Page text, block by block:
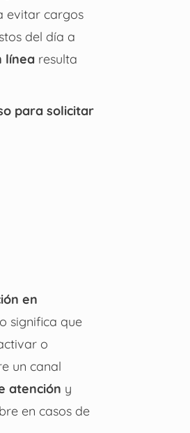
evitar cargos
del día a
línea resulta
para solicitar
en
significa que
o
un canal
atención y
en casos de